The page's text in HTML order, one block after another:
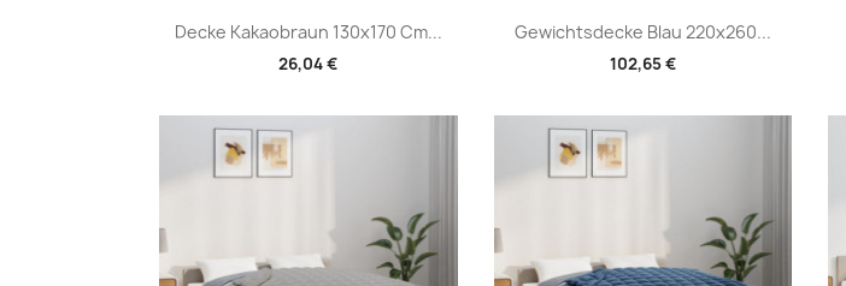
Decke Kakaobraun 130x170 Cm...
26,04 €
Gewichtsdecke Blau 220x260...
102,65 €